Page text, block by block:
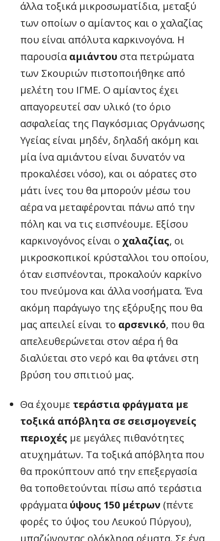
άλλα τοξικά μικροσωματίδια, μεταξύ
των οποίων ο αμίαντος και ο χαλαζίας
που είναι απόλυτα καρκινογόνα. Η
παρουσίααμιάντου στα πετρώματα
των Σκουριών πιστοποιήθηκε από
μελέτη του ΙΓΜΕ. Ο αμίαντος έχει
απαγορευτεί σαν υλικό (το όριο
ασφαλείας της Παγκόσμιας Οργάνωσης
Υγείας είναι μηδέν, δηλαδή ακόμη και
μία ίνα αμιάντου είναι δυνατόν να
προκαλέσει νόσο), και οι αόρατες στο
μάτι ίνες του θα μπορούν μέσω του
αέρα να μεταφέρονται πάνω από την
πόλη και να τις εισπνέουμε. Εξίσου
καρκινογόνος είναι ο χαλαζίας, οι
μικροσκοπικοί κρύσταλλοι του οποίου,
όταν εισπνέονται, προκαλούν καρκίνο
του πνεύμονα και άλλα νοσήματα. Ένα
ακόμη παράγωγο της εξόρυξης που θα
μας απειλεί είναι το αρσενικό, που θα
απελευθερώνεται στον αέρα ή θα
διαλύεται στο νερό και θα φτάνει στη
βρύση του σπιτιού μας.
Θα έχουμε τεράστια φράγματα με
τοξικά απόβλητα σε σεισμογενείς
περιοχές με μεγάλες πιθανότητες
ατυχημάτων. Τα τοξικά απόβλητα που
θα προκύπτουν από την επεξεργασία
θα τοποθετούνται πίσω από τεράστια
φράγματαύψους 150 μέτρων (πέντε
φορές το ύψος του Λευκού Πύργου),
μπαζώνοντας ολόκληρα ρέματα. Σε ένα